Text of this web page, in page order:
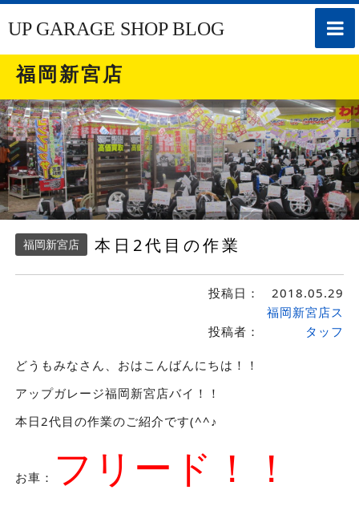
toggle
UP GARAGE SHOP BLOG
福岡新宮店
福岡新宮店 本日2代目の作業
投稿日： 2018.05.29
投稿者：
福岡新宮店ス
タッフ
どうもみなさん、おはこんばんにちは！！
アップガレージ福岡新宮店バイ！！
本日2代目の作業のご紹介です(^^♪
お車： フリード！！